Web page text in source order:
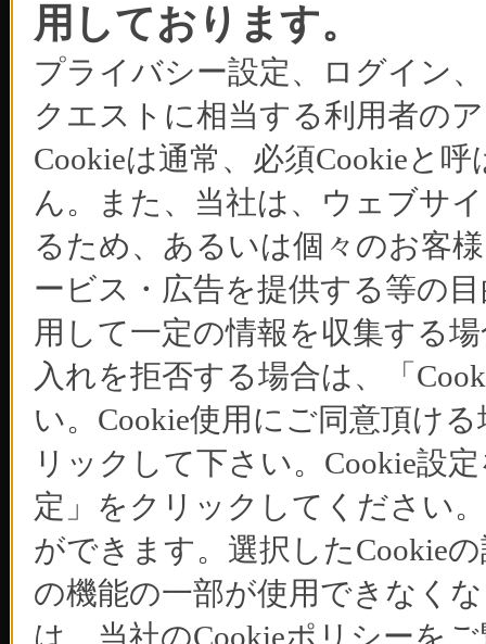
用しております。
プライバシー設定、ログイン
クエストに相当する利用者の
Cookieは通常、必須Cookieと
ん。また、当社は、ウェブサ
るため、あるいは個々のお客
ービス・広告を提供する等の
用して一定の情報を収集する
入れを拒否する場合は、「
い。Cookie使用にご同意頂け
リックして下さい。Cookie設
定」をクリックしてください
ができます。選択したCookie
の機能の一部が使用できなく
は、当社のCookieポリシーを